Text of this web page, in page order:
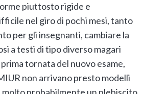
piuttosto rigide e
nel giro di pochi mesi, tanto
per gli insegnanti, cambiare la
a testi di tipo diverso magari
tornata del nuovo esame,
non arrivano presto modelli